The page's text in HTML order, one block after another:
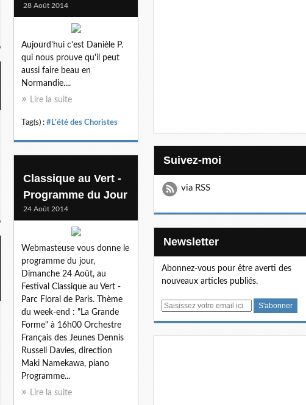
28 Août 2014
Aujourd'hui c'est Danièle P.
qui nous prouve qu'il peut
aussi faire beau en
Normandie....
Lire la suite
Tag(s) : #L'été des Choristes
Classique au Vert -
Programme du Jour
24 Août 2014
Webmasteuse vous donne le
programme du jour,
Dimanche 24 Août, au
Festival Classique au Vert -
Parc Floral de Paris. Thème
du week-end : "La Grande
Forme" à 16h00 Orchestre
Français des Jeunes Dennis
Russell Davies, direction
Maki Namekawa, piano
Programme...
Lire la suite
Suivez-moi
via RSS
Newsletter
Abonnez-vous pour être averti des
nouveaux articles publiés.
E